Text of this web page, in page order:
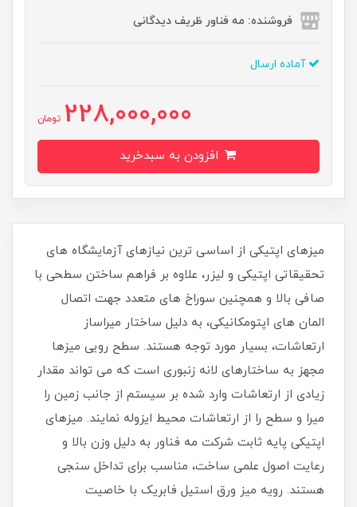
فروشنده: مه فناور ظریف دیدگانی
آماده ارسال
228,000,000 تومان
میزهای اپتیکی از اساسی ترین نیازهای آزمایشگاه های
تحقیقاتی اپتیکی و لیزر، علاوه بر فراهم ساختن سطحی با
صافی بالا و همچنین سوراخ های متعدد جهت اتصال
المان های اپتومکانیکی، به دلیل ساختار میراساز
ارتعاشات، بسیار مورد توجه هستند. سطح رویی میزها
مجهز به ساختارهای لانه زنبوری است که می تواند مقدار
زیادی از ارتعاشات وارد شده بر سیستم از جانب زمین را
میرا و سطح را از ارتعاشات محیط ایزوله نمایند. میزهای
اپتیکی پایه ثابت شرکت مه فناور به دلیل وزن بالا و
رعایت اصول علمی ساخت، مناسب برای تداخل سنجی
هستند. رویه میز ورق استیل فابریک با خاصیت